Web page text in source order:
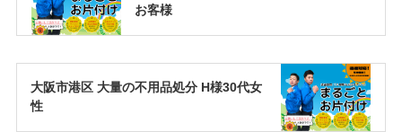
お客様
大阪市港区 大量の不用品処分 H様30代女
性